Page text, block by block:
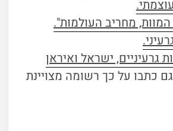
גם כתבו על כך רשומה מצויינת